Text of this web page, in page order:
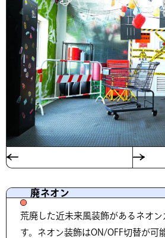
廃ネオン
荒廃した近未来風装飾があるネオ
す。ネオン装飾はON/OFF切替が可